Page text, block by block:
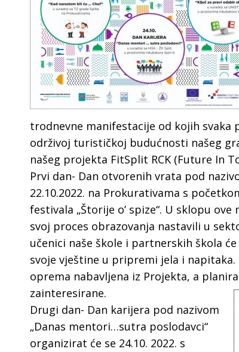
trodnevne manifestacije od kojih
održivoj turističkoj budućnosti našeg
našeg projekta FitSplit RCK (Future In
Prvi dan- Dan otvorenih vrata pod
22.10.2022. na Prokurativama s
festivala „Štorije o’ spize“. U sklopu
svoj proces obrazovanja nastavili u
učenici naše škole i partnerskih škola
svoje vještine u pripremi jela i
oprema nabavljena iz Projekta, a
zainteresirane.
Drugi dan- Dan karijera pod nazivom
„Danas mentori…sutra poslodavci“
organizirat će se 24.10. 2022. s